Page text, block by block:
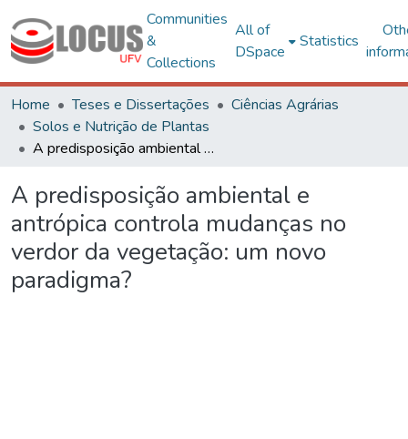
Communities
&
Collections
All of
DSpace
Statistics
Home Teses e Dissertações
Ciências Agrárias
Solos e Nutrição de Plantas
A predisposição ambiental e antrópica controla mudanças no verdor da vegetação: um novo paradigma?
A predisposição ambiental e
antrópica controla mudanças no
verdor da vegetação: um novo
paradigma?